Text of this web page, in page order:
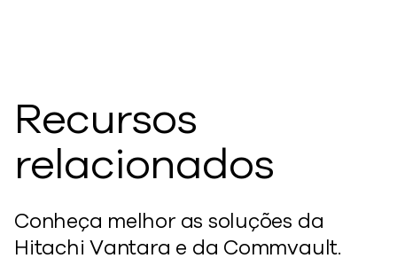
Recursos
relacionados
Conheça melhor as soluções da
Hitachi Vantara e da Commvault.